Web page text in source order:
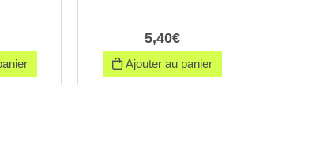
5,40€
Ajouter au panier